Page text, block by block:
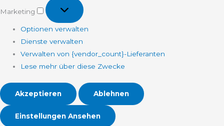
Marketing
Marketing
Optionen verwalten
Dienste verwalten
Verwalten von {vendor_count}-Lieferanten
Lese mehr über diese Zwecke
Akzeptieren Ablehnen
Einstellungen Ansehen